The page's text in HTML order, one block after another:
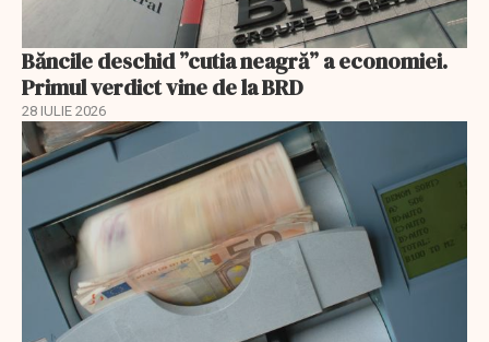
Băncile deschid ”cutia neagră” a economiei.
Primul verdict vine de la BRD
28 IULIE 2026